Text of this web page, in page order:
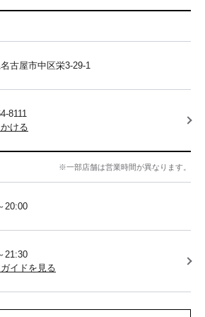
古屋市中区栄3-29-1
8111
ける
※一部店舗は営業時間が異なります。
20:00
21:30
イドを見る